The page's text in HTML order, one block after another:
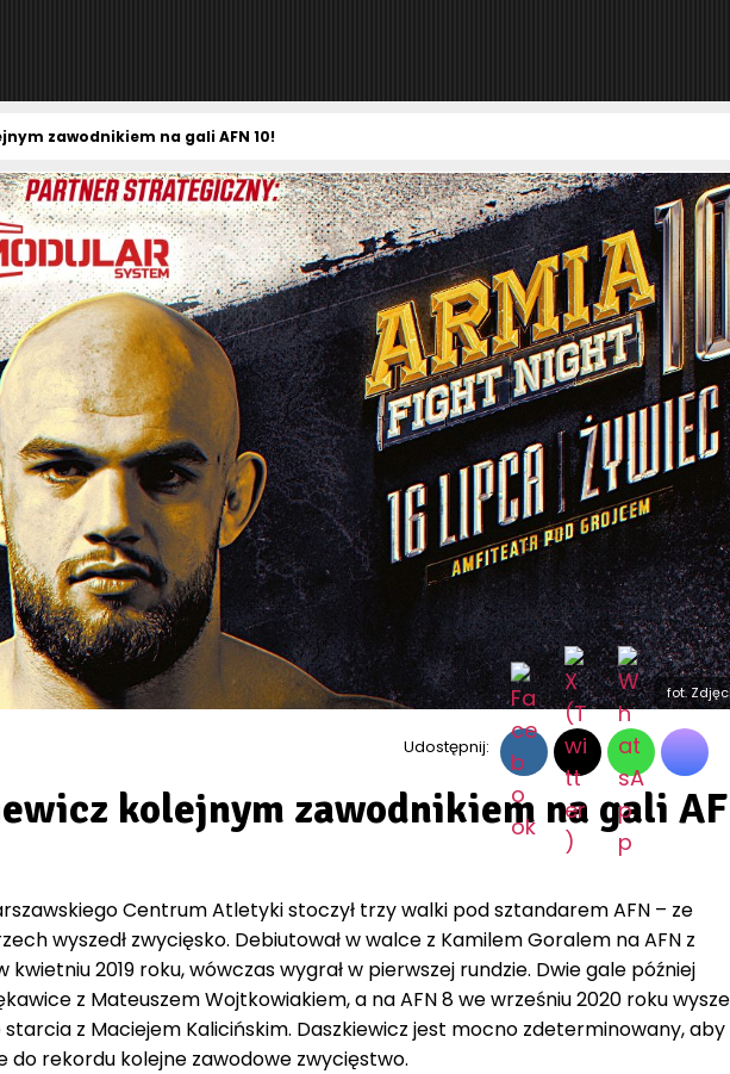
zawodnikiem na gali AFN 10!
fot.
Udostępnij:
kolejnym zawodnikiem na gali
Centrum Atletyki stoczył trzy walki pod sztandarem AFN – ze
wyszedł zwycięsko. Debiutował w walce z Kamilem Goralem na AFN z
kwietniu 2019 roku, wówczas wygrał w pierwszej rundzie. Dwie gale później
z Mateuszem Wojtkowiakiem, a na AFN 8 we wrześniu 2020 roku
starcia z Maciejem Kalicińskim. Daszkiewicz jest mocno zdeterminowany, aby
do rekordu kolejne zawodowe zwycięstwo.